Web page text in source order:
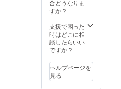
ンしま
身も
に罹患
しなが
らも芸
術大学
近藤銀
河さん
（＠
合どうなりま
すか？
支援で困った
時はどこに相
談したらいい
ですか？
ヘルプページを
見る